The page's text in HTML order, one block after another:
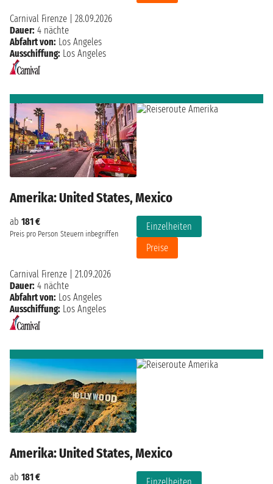
Carnival Firenze
28.09.2026
Dauer: 4 nächte
Abfahrt von: Los Angeles
Ausschiffung: Los Angeles
Amerika: United States, Mexico
ab 181 €
Preis pro Person Steuern inbegriffen
Einzelheiten
Preise
Carnival Firenze
21.09.2026
Dauer: 4 nächte
Abfahrt von: Los Angeles
Ausschiffung: Los Angeles
Amerika: United States, Mexico
ab 181 €